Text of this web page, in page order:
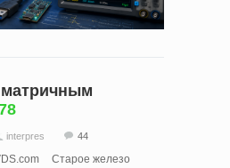
interpres 44
Старое железо